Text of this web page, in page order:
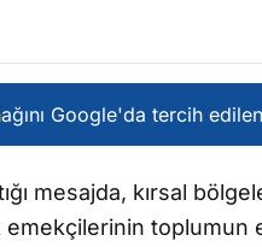
Google'da tercih
mesajda, kırsal
emekçilerinin